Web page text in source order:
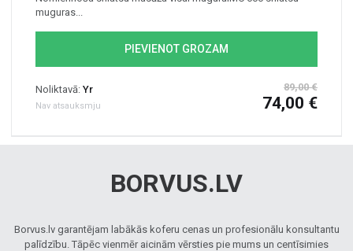
muguras...
PIEVIENOT GROZAM
Noliktavā: Yr
Nav atsauksmju
89,00 €
74,00 €
BORVUS.LV
Borvus.lv garantējam labākās koferu cenas un profesionālu konsultantu
palīdzību. Tāpēc vienmēr aicinām vērsties pie mums un centīsimies